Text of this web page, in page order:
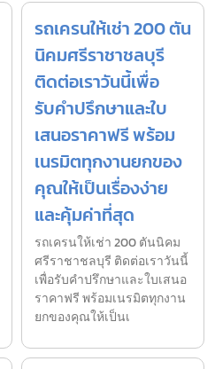
รถเครนให้เช่า 200 ตัน
นิคมศรีราชาชลบุรี
ติดต่อเราวันนี้เพื่อ
รับคำปรึกษาและใบ
เสนอราคาฟรี พร้อม
เนรมิตทุกงานยกของ
คุณให้เป็นเรื่องง่าย
และคุ้มค่าที่สุด
รถเครนให้เช่า 200 ตันนิคม
ศรีราชาชลบุรี ติดต่อเราวันนี้
เพื่อรับคำปรึกษาและใบเสนอ
ราคาฟรี พร้อมเนรมิตทุกงาน
ยกของคุณให้เป็นเ